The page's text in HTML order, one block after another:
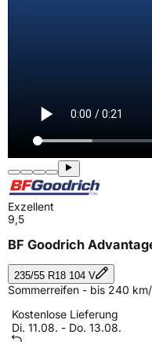
Exzellent
9,5
BF Goodrich
235/55 R18 104 V
Sommerreifen - bis 240
Kostenlose Lieferung
Di. 11.08. - Do. 13.08.